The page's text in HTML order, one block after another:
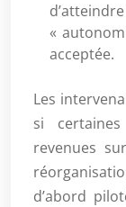
«
acceptée.
Les
si
revenues
d’abord